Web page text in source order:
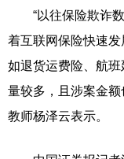
“以往保险欺诈数
着互联网保险快速发
如退货运费险、航
量较多，且涉案金
教师杨泽云表示。